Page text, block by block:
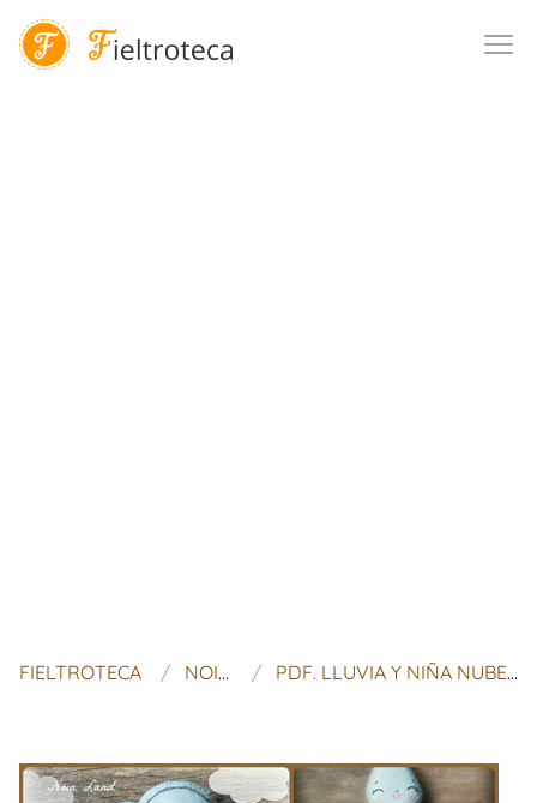
FIELTROTECA NOIALAND PDF. LLUVIA Y NIÑA NUBE CAÍDA DE BROCHE